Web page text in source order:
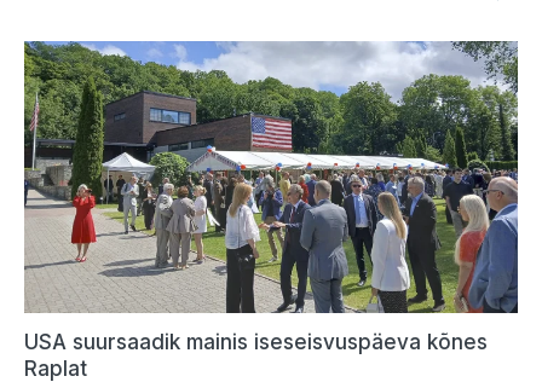
USA suursaadik mainis iseseisvuspäeva kõnes
Raplat